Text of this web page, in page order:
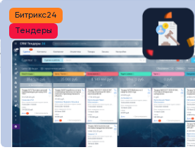
Битрикс24
Тендеры